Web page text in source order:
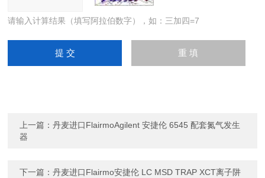
请输入计算结果（填写阿拉伯数字），如：三加四=7
上一篇：丹麦进口FlairmoAgilent 安捷伦 6545 配套氮气发生
器
下一篇：丹麦进口Flairmo安捷伦 LC MSD TRAP XCT离子阱